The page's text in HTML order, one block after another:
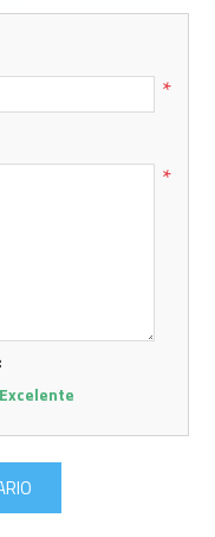
*
*
Excelente